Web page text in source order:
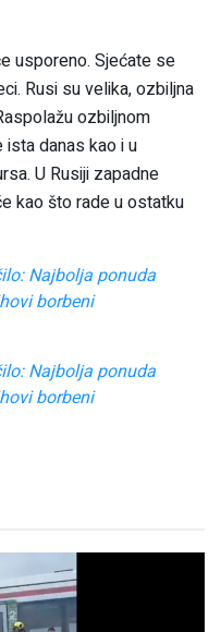
usporeno. Sjećate se
Rusi su velika, ozbiljna
ozbiljnom
danas kao i u
U Rusiji zapadne
kao što rade u ostatku
Najbolja ponuda
borbeni
Najbolja ponuda
borbeni